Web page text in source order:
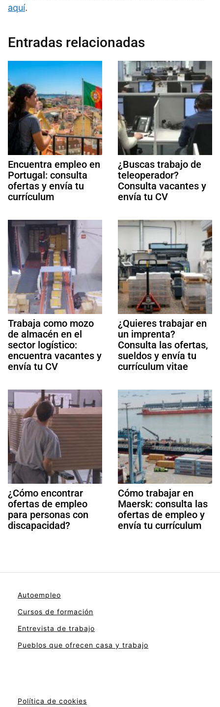
aquí.
Entradas relacionadas
Encuentra empleo en
Portugal: consulta
ofertas y envía tu
currículum
¿Buscas trabajo de
teleoperador?
Consulta vacantes y
envía tu CV
Trabaja como mozo
de almacén en el
sector logístico:
encuentra vacantes y
envía tu CV
¿Quieres trabajar en
un imprenta?
Consulta las ofertas,
sueldos y envía tu
currículum vitae
¿Cómo encontrar
ofertas de empleo
para personas con
discapacidad?
Cómo trabajar en
Maersk: consulta las
ofertas de empleo y
envía tu currículum
Autoempleo
Cursos de formación
Entrevista de trabajo
Pueblos que ofrecen casa y trabajo
Política de cookies